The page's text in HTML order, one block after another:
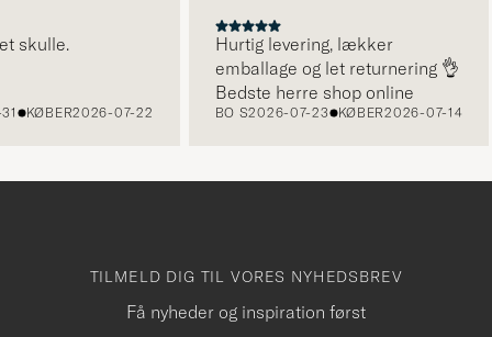
KØBER2026-07-22
Hurtig levering, lækker
emballage og let returnering 👌
Bedste herre shop online
BO S2026-07-23 KØBER2026-07-14
TILMELD DIG TIL VORES NYHEDSBREV
Få nyheder og inspiration først